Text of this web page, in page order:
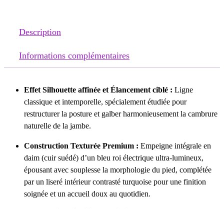
Description
Informations complémentaires
Effet Silhouette affinée et Élancement ciblé : Ligne
classique et intemporelle, spécialement étudiée pour
restructurer la posture et galber harmonieusement la cambrure
naturelle de la jambe.
Construction Texturée Premium : Empeigne intégrale en
daim (cuir suédé) d’un bleu roi électrique ultra-lumineux,
épousant avec souplesse la morphologie du pied, complétée
par un liseré intérieur contrasté turquoise pour une finition
soignée et un accueil doux au quotidien.